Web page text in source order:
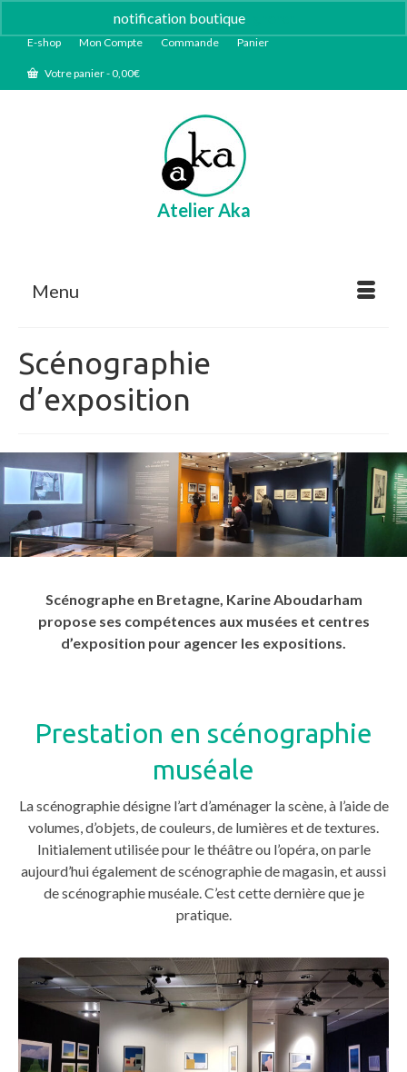
notification boutique
E-shop Mon Compte Commande Panier
Votre panier-0,00€
Atelier Aka
Menu
Scénographie
d’exposition
Scénographe en Bretagne, Karine Aboudarham
propose ses compétences aux musées et centres
d’exposition pour agencer les expositions.
Prestation en scénographie
muséale
La scénographie désigne l’art d’aménager la scène, à l’aide de
volumes, d’objets, de couleurs, de lumières et de textures.
Initialement utilisée pour le théâtre ou l’opéra, on parle
aujourd’hui également de scénographie de magasin, et aussi
de scénographie muséale. C’est cette dernière que je
pratique.